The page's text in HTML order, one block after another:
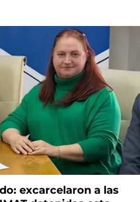
excarcelaron a las